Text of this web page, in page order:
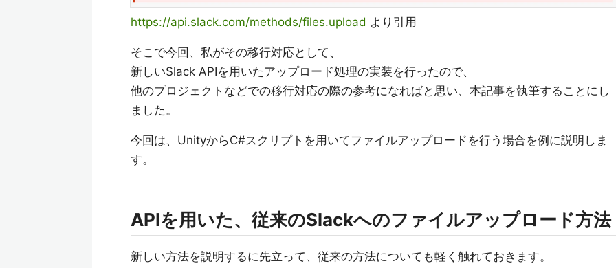
https://api.slack.com/methods/files.upload より引用
そこで今回、私がその移行対応として、
新しいSlack APIを用いたアップロード処理の実装を行ったので、
他のプロジェクトなどでの移行対応の際の参考になればと思い、本記事を執筆することにし
ました。
今回は、UnityからC#スクリプトを用いてファイルアップロードを行う場合を例に説明しま
す。
APIを用いた、従来のSlackへのファイルアップロード方法
新しい方法を説明するに先立って、従来の方法についても軽く触れておきます。